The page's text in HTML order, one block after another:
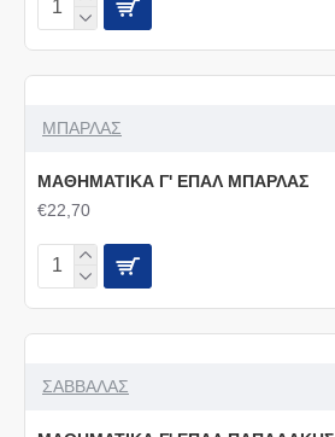
ΜΠΑΡΛΑΣ
ΜΑΘΗΜΑΤΙΚΑ Γ' ΕΠΑΛ ΜΠΑΡΛΑΣ
€22,70
ΣΑΒΒΑΛΑΣ